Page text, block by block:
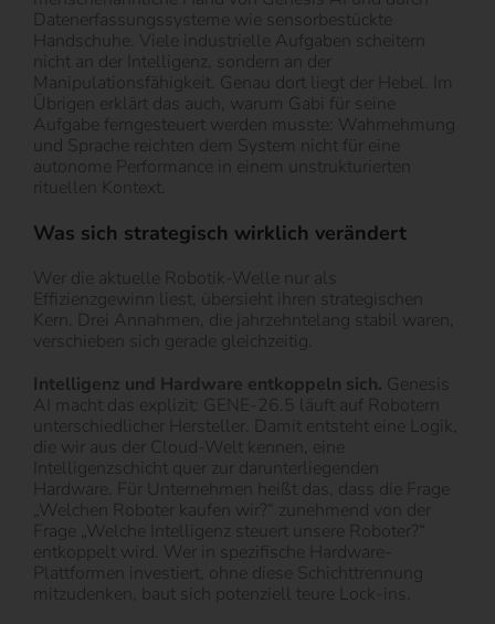
Datenerfassungssysteme wie sensorbestückte
Handschuhe. Viele industrielle Aufgaben scheitern
nicht an der Intelligenz, sondern an der
Manipulationsfähigkeit. Genau dort liegt der Hebel. Im
Übrigen erklärt das auch, warum Gabi für seine
Aufgabe ferngesteuert werden musste: Wahrnehmung
und Sprache reichten dem System nicht für eine
autonome Performance in einem unstrukturierten
rituellen Kontext.
Was sich strategisch wirklich verändert
Wer die aktuelle Robotik-Welle nur als
Effizienzgewinn liest, übersieht ihren strategischen
Kern. Drei Annahmen, die jahrzehntelang stabil waren,
verschieben sich gerade gleichzeitig.
Intelligenz und Hardware entkoppeln sich. Genesis
AI macht das explizit: GENE-26.5 läuft auf Robotern
unterschiedlicher Hersteller. Damit entsteht eine Logik,
die wir aus der Cloud-Welt kennen, eine
Intelligenzschicht quer zur darunterliegenden
Hardware. Für Unternehmen heißt das, dass die Frage
„Welchen Roboter kaufen wir?“ zunehmend von der
Frage „Welche Intelligenz steuert unsere Roboter?“
entkoppelt wird. Wer in spezifische Hardware-
Plattformen investiert, ohne diese Schichttrennung
mitzudenken, baut sich potenziell teure Lock-ins.